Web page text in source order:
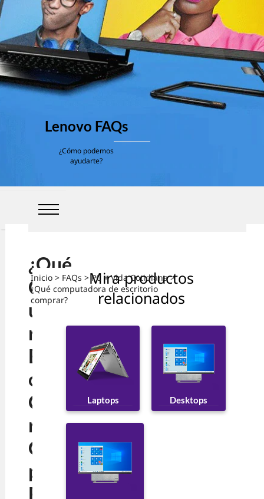
Inicio > FAQs>PC + Vida Cotidiana>
¿Qué computadora de escritorio
comprar?
Lenovo FAQs
¿Cómo podemos
ayudarte?
¿Qué
Comp
utado
ra de
Escrit
orio
Comp
rar?
Guía
para
Elegir
Mira productos
relacionados
Laptops Desktops